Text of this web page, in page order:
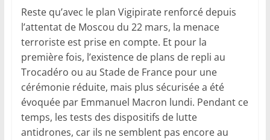
Reste qu’avec le plan Vigipirate renforcé depuis
l’attentat de Moscou du 22 mars, la menace
terroriste est prise en compte. Et pour la
première fois, l’existence de plans de repli au
Trocadéro ou au Stade de France pour une
cérémonie réduite, mais plus sécurisée a été
évoquée par Emmanuel Macron lundi. Pendant ce
temps, les tests des dispositifs de lutte
antidrones, car ils ne semblent pas encore au